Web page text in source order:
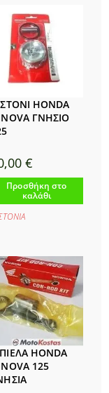
HONDA
ΓΝΗΣΙΟ
€
Προσθήκη στο
καλάθι
HONDA
125